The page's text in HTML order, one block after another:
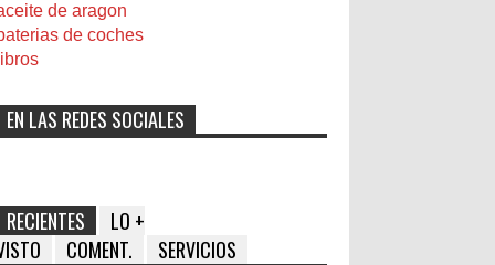
de aragon
de coches
libros
EN LAS REDES SOCIALES
RECIENTES
LO +
COMENT. SERVICIOS